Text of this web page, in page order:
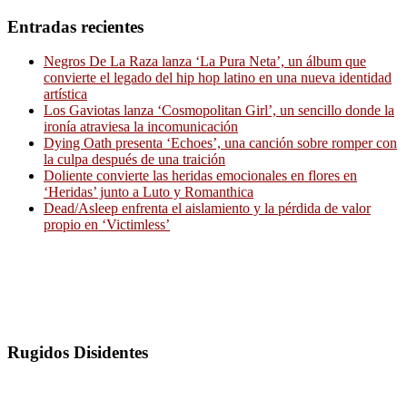
Entradas recientes
Negros De La Raza lanza ‘La Pura Neta’, un álbum que
convierte el legado del hip hop latino en una nueva identidad
artística
Los Gaviotas lanza ‘Cosmopolitan Girl’, un sencillo donde la
ironía atraviesa la incomunicación
Dying Oath presenta ‘Echoes’, una canción sobre romper con
la culpa después de una traición
Doliente convierte las heridas emocionales en flores en
‘Heridas’ junto a Luto y Romanthica
Dead/Asleep enfrenta el aislamiento y la pérdida de valor
propio en ‘Victimless’
Rugidos Disidentes